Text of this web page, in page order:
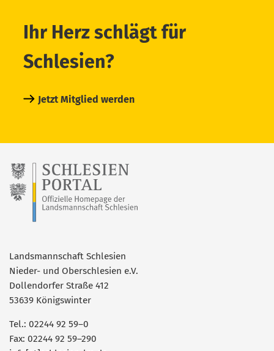
Ihr Herz schlägt für
Schlesien?
Jetzt Mitglied werden
Landsmannschaft Schlesien
Nieder- und Oberschlesien e.V.
Dollendorfer Straße 412
53639 Königswinter
Tel.: 02244 92 59–0
Fax: 02244 92 59–290